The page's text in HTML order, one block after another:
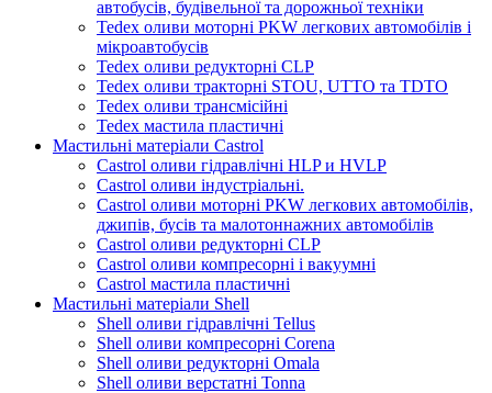
автобусів, будівельної та дорожньої техніки
Tedex оливи моторні PKW легкових автомобілів і
мікроавтобусів
Tedex оливи редукторні CLP
Tedex оливи тракторні STOU, UTTO та TDTO
Tedex оливи трансмісійні
Tedex мастила пластичні
Мастильні матеріали Castrol
Castrol оливи гідравлічні HLP и HVLP
Castrol оливи індустріальні.
Castrol оливи моторні PKW легкових автомобілів,
джипів, бусів та малотоннажних автомобілів
Castrol оливи редукторні CLP
Castrol оливи компресорні і вакуумні
Castrol мастила пластичні
Мастильні матеріали Shell
Shell оливи гідравлічні Tellus
Shell оливи компресорні Corena
Shell оливи редукторні Omala
Shell оливи верстатні Tonna